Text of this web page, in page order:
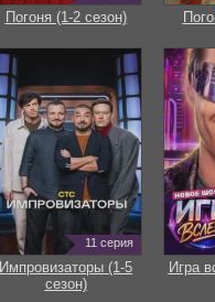
Погоня (1-2 сезон)
11 серия
Импровизаторы (1-5
сезон)
Игра